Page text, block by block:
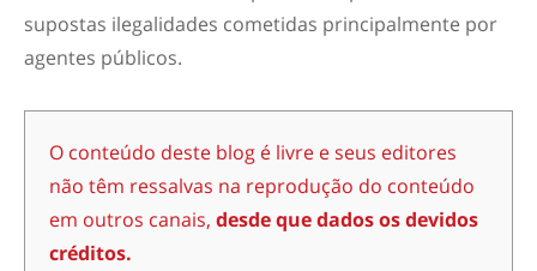
supostas ilegalidades cometidas principalmente por
agentes públicos.
O conteúdo deste blog é livre e seus editores
não têm ressalvas na reprodução do conteúdo
em outros canais, desde que dados os devidos
créditos.